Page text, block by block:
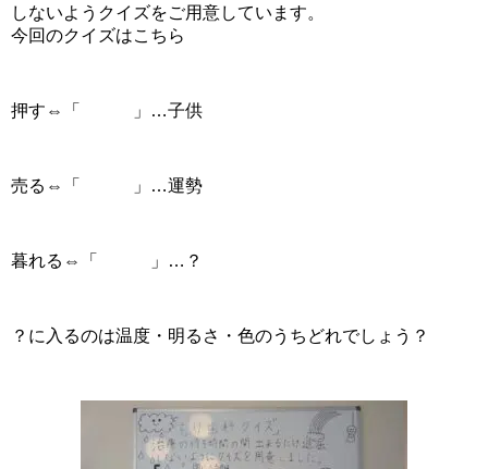
しないようクイズをご用意しています。
今回のクイズはこちら
押す⇔「 」…子供
売る⇔「 」…運勢
暮れる⇔「 」…？
？に入るのは温度・明るさ・色のうちどれでしょう？